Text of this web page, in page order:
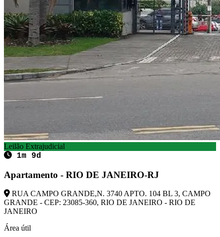
Leilão Extrajudicial
1m 9d
Apartamento - RIO DE JANEIRO-RJ
RUA CAMPO GRANDE,N. 3740 APTO. 104 BL 3, CAMPO
GRANDE - CEP: 23085-360, RIO DE JANEIRO - RIO DE
JANEIRO
Área útil